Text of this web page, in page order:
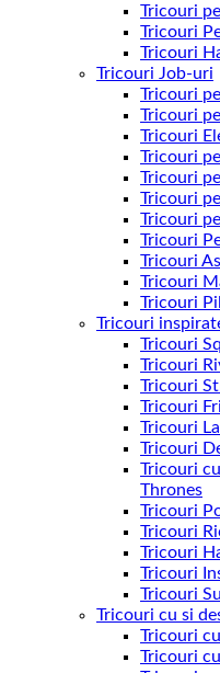
Tricouri
Tricouri
Tricouri
Tricouri Job-uri
Tricouri
Tricouri
Tricouri
Tricouri
Tricouri
Tricouri
Tricouri
Tricouri
Tricouri
Tricouri
Tricouri
Tricouri
Tricouri
Tricouri
Tricouri
Tricouri
Tricouri
Tricouri
Tricouri
Thrones
Tricouri
Tricouri
Tricouri
Tricouri
Tricouri
Tricouri cu si
Tricouri
Tricouri